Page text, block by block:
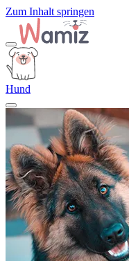
Zum Inhalt springen
Hund